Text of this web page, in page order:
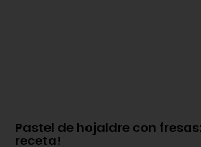
Pastel de hojaldre con
receta!